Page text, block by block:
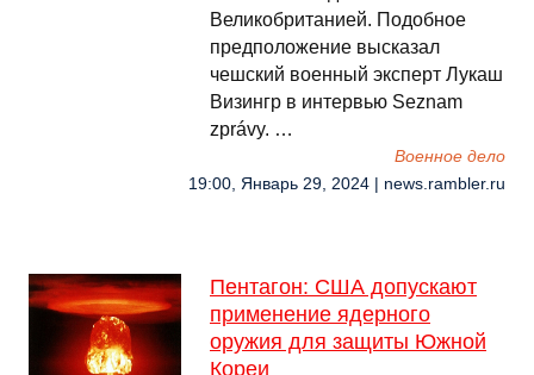
Великобританией. Подобное
предположение высказал
чешский военный эксперт Лукаш
Визингр в интервью Seznam
zprávy. …
Военное дело
19:00, Январь 29, 2024 | news.rambler.ru
Пентагон: США допускают
применение ядерного
оружия для защиты Южной
Кореи